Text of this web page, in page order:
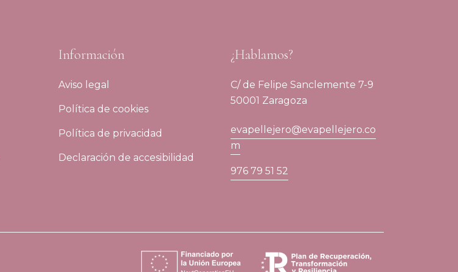
Información
Aviso legal
Política de cookies
Política de privacidad
Declaración de accesibilidad
¿Hablamos?
C/ de Felipe Sanclemente 7-9
50001 Zaragoza
evapellejero@evapellejero.co
m
976 79 51 52